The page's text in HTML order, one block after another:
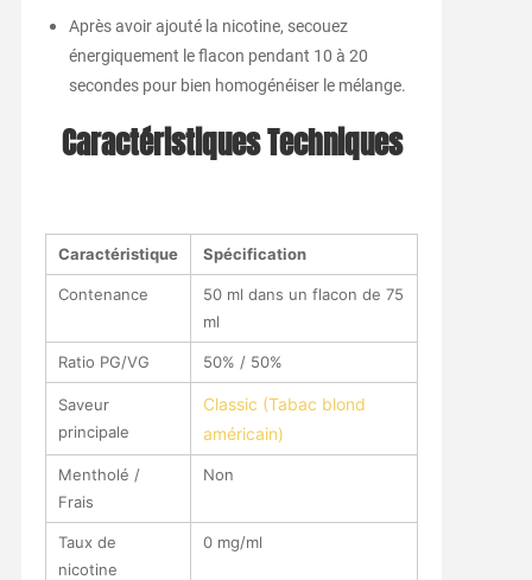
Après avoir ajouté la nicotine, secouez
énergiquement le flacon pendant 10 à 20
secondes pour bien homogénéiser le mélange.
Caractéristiques Techniques
Caractéristique Spécification
Contenance
50 ml dans un flacon de 75
ml
Ratio PG/VG 50% / 50%
Saveur
principale
Classic (Tabac blond
américain)
Mentholé /
Frais
Non
Taux de
nicotine
0 mg/ml